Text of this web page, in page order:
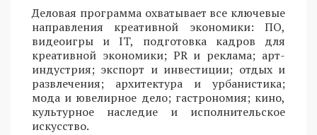
Деловая программа охватывает все ключевые
направления креативной экономики: ПО,
видеоигры и IT, подготовка кадров для
креативной экономики; PR и реклама; арт-
индустрия; экспорт и инвестиции; отдых и
развлечения; архитектура и урбанистика;
мода и ювелирное дело; гастрономия; кино,
культурное наследие и исполнительское
искусство.